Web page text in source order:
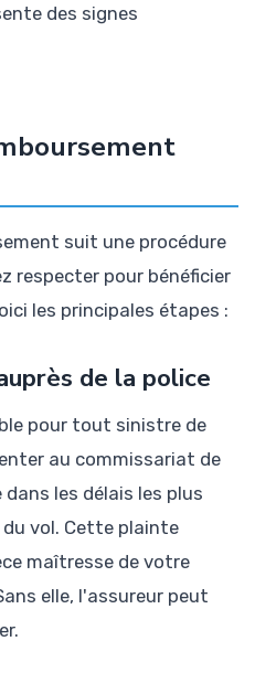
des signes
suit une procédure
respecter pour bénéficier
les principales étapes :
de la police
pour tout sinistre de
au commissariat de
les délais les plus
vol. Cette plainte
maîtresse de votre
elle, l'assureur peut